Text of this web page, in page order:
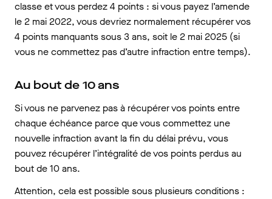
classe et vous perdez 4 points : si vous payez l’amende
le 2 mai 2022, vous devriez normalement récupérer vos
4 points manquants sous 3 ans, soit le 2 mai 2025 (si
vous ne commettez pas d’autre infraction entre temps).
Au bout de 10 ans
Si vous ne parvenez pas à récupérer vos points entre
chaque échéance parce que vous commettez une
nouvelle infraction avant la fin du délai prévu, vous
pouvez récupérer l’intégralité de vos points perdus au
bout de 10 ans.
Attention, cela est possible sous plusieurs conditions :